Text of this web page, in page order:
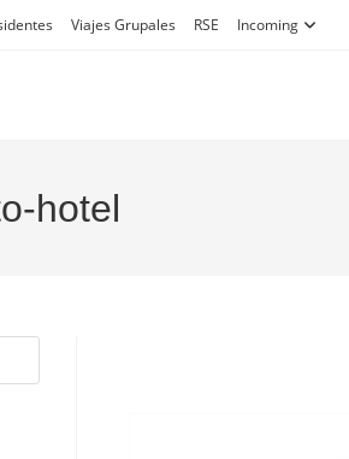
Viajes Grupales RSE Incoming
hotel
Escape